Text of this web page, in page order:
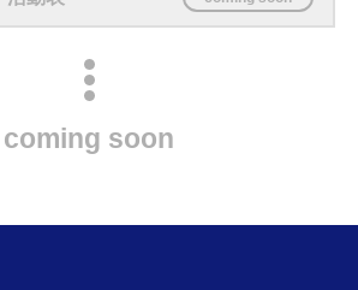
coming soon